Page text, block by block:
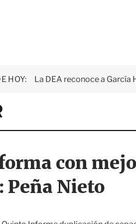
HOY: La DEA reconoce a García
E
x
e
s
i
o
con
Nieto